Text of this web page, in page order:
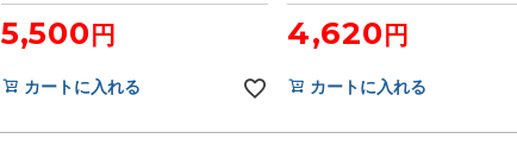
5,500
カートに入れる
4,620
カートに入れる